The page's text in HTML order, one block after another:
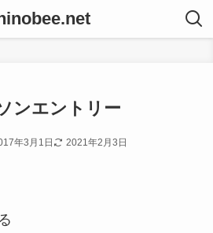
ンエントリー
年3月1日 2021年2月3日